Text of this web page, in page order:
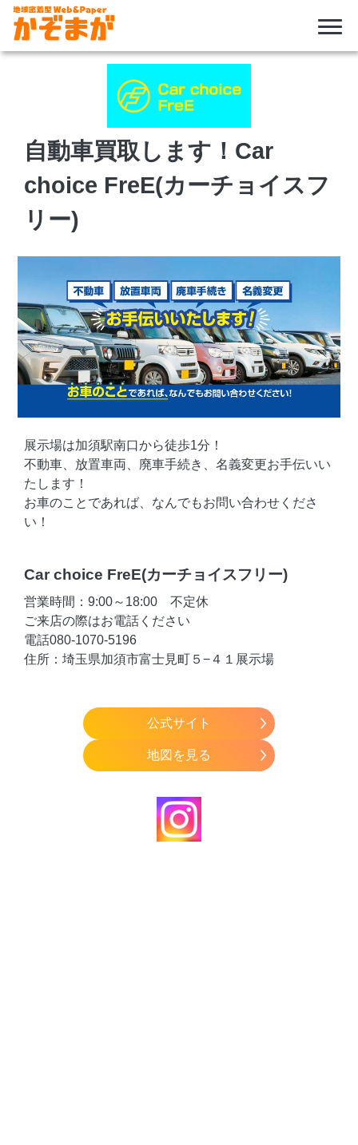
Skip
自動車買取します！Car
choice FreE(カーチョイスフ
リー)
展示場は加須駅南口から徒歩1分！
不動車、放置車両、廃車手続き、名義変更お手伝いい
たします！
お車のことであれば、なんでもお問い合わせくださ
い！
Car choice FreE(カーチョイスフリー)
営業時間：9:00～18:00 不定休
ご来店の際はお電話ください
電話080-1070-5196
住所：埼玉県加須市富士見町５−４１展示場
公式サイト
地図を見る